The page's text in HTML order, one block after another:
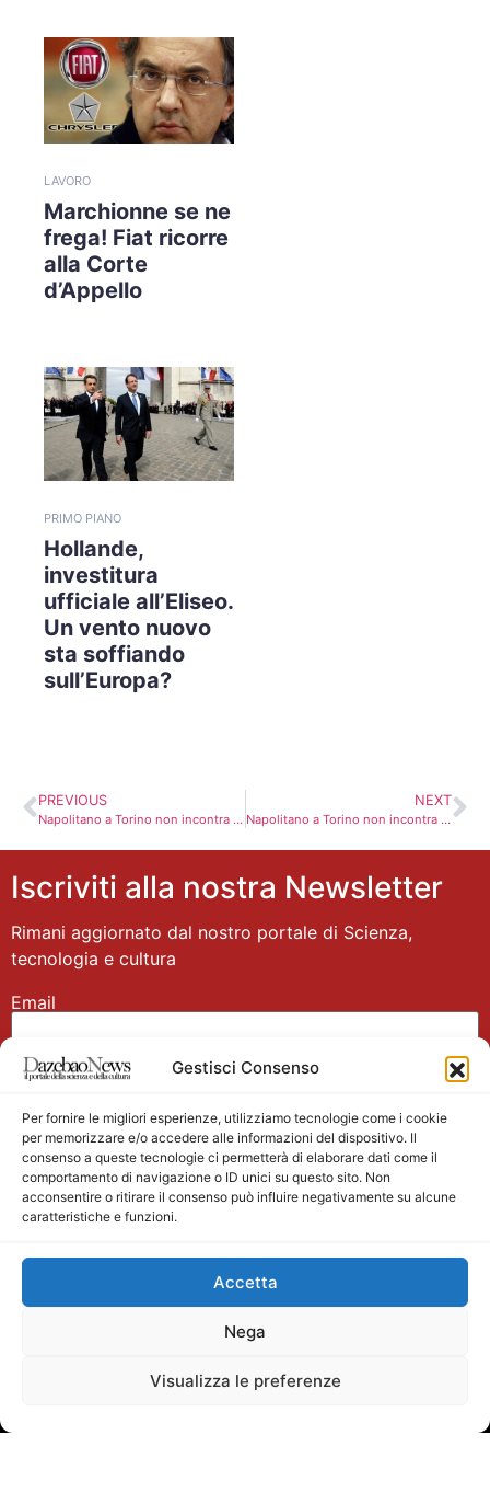
Gestisci Consenso
Per fornire le migliori esperienze, utilizziamo tecnologie come i cookie
per memorizzare e/o accedere alle informazioni del dispositivo. Il
consenso a queste tecnologie ci permetterà di elaborare dati come il
comportamento di navigazione o ID unici su questo sito. Non
acconsentire o ritirare il consenso può influire negativamente su alcune
caratteristiche e funzioni.
Accetta
Nega
Visualizza le preferenze
LAVORO
Marchionne se ne
frega! Fiat ricorre
alla Corte
d’Appello
PRIMO PIANO
Hollande,
investitura
ufficiale all’Eliseo.
Un vento nuovo
sta soffiando
sull’Europa?
PREVIOUS
Napolitano a Torino non incontra i sindaci della Val Susa. Il “non dialogo” continua
NEXT
Napolitano a Torino non incontra i sindaci della Val Susa. Il “non dialogo” continua
Iscriviti alla nostra Newsletter
Rimani aggiornato dal nostro portale di Scienza,
tecnologia e cultura
Email
Nome
Main partner
Testata giornalistica registrata presso il Tribunale di